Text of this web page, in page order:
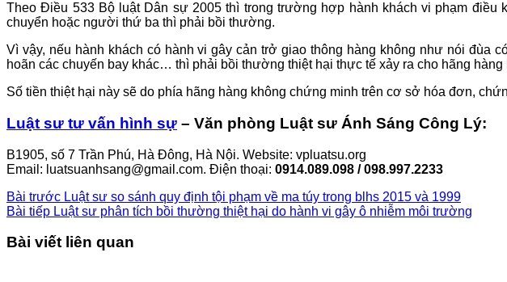
Theo Điều 533 Bộ luật Dân sự 2005 thì trong trường hợp hành khách vi phạm điều
chuyển hoặc người thứ ba thì phải bồi thường.
Vì vậy, nếu hành khách có hành vi gây cản trở giao thông hàng không như nói đùa
hoãn các chuyến bay khác… thì phải bồi thường thiệt hại thực tế xảy ra cho hãng
Số tiền thiệt hại này sẽ do phía hãng hàng không chứng minh trên cơ sở hóa đơn,
Luật sư tư vấn hình sự – Văn phòng Luật sư Ánh Sáng Công Lý:
B1905, số 7 Trần Phú, Hà Đông, Hà Nội. Website: vpluatsu.org
Email: luatsuanhsang@gmail.com. Điện thoại: 0914.089.098 / 098.997.2233
Bài trước Luật sư so sánh quy định tội phạm về ma túy trong blhs 2015 và 1999
Bài tiếp Luật sư phân tích bồi thường thiệt hại do hành vi gây ô nhiễm môi trường
Bài viết liên quan